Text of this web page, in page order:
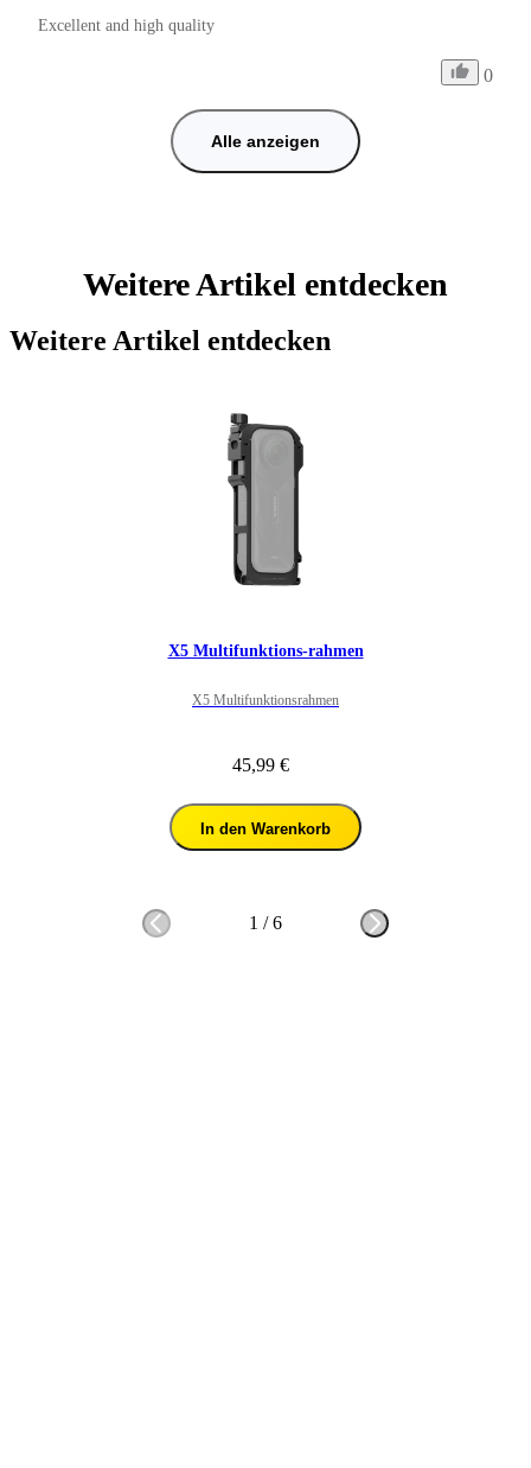
Excellent and high quality
0
Alle anzeigen
Weitere Artikel entdecken
Weitere Artikel entdecken
X5 Multifunktions-rahmen
X5 Multifunktionsrahmen
45,99 €
In den Warenkorb
1 /6